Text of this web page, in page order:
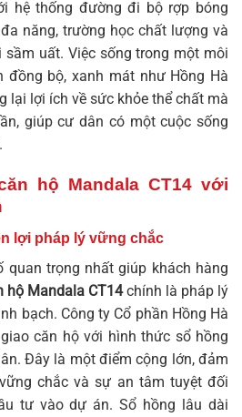
hệ thống đường đi bộ rợp bóng
năng, trường học chất lượng và
uất. Việc sống trong một môi
đồng bộ, xanh mát như Hồng Hà
lại lợi ích về sức khỏe thể chất mà
giúp cư dân có một cuộc sống
hộ Mandala CT14 với
lợi pháp lý vững chắc
quan trọng nhất giúp khách hàng
hộ Mandala CT14chính là pháp lý
bạch. Công ty Cổ phần Hồng Hà
căn hộ với hình thức sổ hồng
Đây là một điểm cộng lớn, đảm
chắc và sự an tâm tuyệt đối
tư vào dự án. Sổ hồng lâu dài